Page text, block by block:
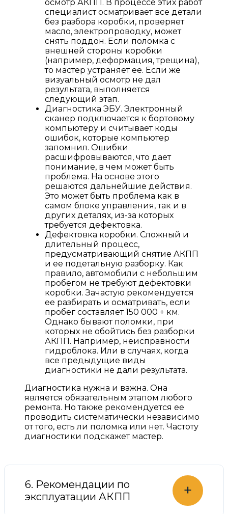
осмотр АКПП. В процессе этих работ
специалист осматривает все детали
без разбора коробки, проверяет
масло, электропроводку, может
снять поддон. Если поломка с
внешней стороны коробки
(например, деформация, трещина),
то мастер устраняет ее. Если же
визуальный осмотр не дал
результата, выполняется
следующий этап.
Диагностика ЭБУ. Электронный
сканер подключается к бортовому
компьютеру и считывает коды
ошибок, которые компьютер
запомнил. Ошибки
расшифровываются, что дает
понимание, в чем может быть
проблема. На основе этого
решаются дальнейшие действия.
Это может быть проблема как в
самом блоке управления, так и в
других деталях, из-за которых
требуется дефектовка.
Дефектовка коробки. Сложный и
длительный процесс,
предусматривающий снятие АКПП
и ее подетальную разборку. Как
правило, автомобили с небольшим
пробегом не требуют дефектовки
коробки. Зачастую рекомендуется
ее разбирать и осматривать, если
пробег составляет 150 000 + км.
Однако бывают поломки, при
которых не обойтись без разборки
АКПП. Например, неисправности
гидроблока. Или в случаях, когда
все предыдущие виды
диагностики не дали результата.
Диагностика нужна и важна. Она
является обязательным этапом любого
ремонта. Но также рекомендуется ее
проводить систематически независимо
от того, есть ли поломка или нет. Частоту
диагностики подскажет мастер.
6. Рекомендации по
эксплуатации АКПП
+